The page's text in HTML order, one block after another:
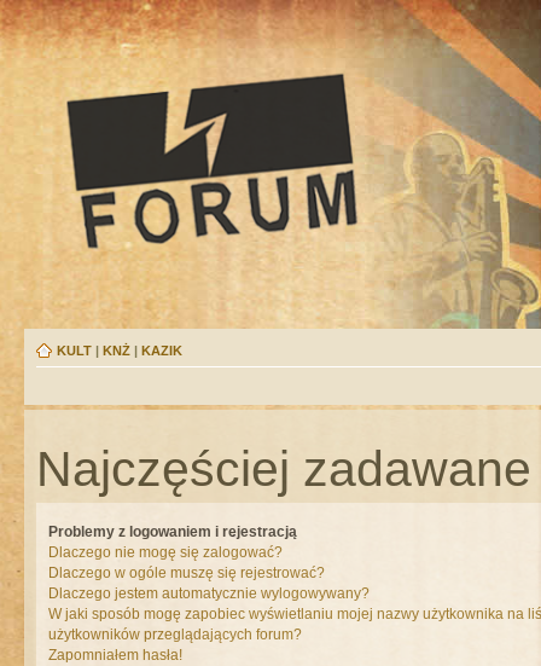
KULT | KNŻ | KAZIK
Najczęściej
Problemy z logowaniem i rejestracją
Dlaczego nie mogę się zalogować?
Dlaczego w ogóle muszę się rejestrować?
Dlaczego jestem automatycznie wylogowywany?
W jaki sposób mogę zapobiec wyświetlaniu mojej nazwy użytkownika na
użytkowników przeglądających forum?
Zapomniałem hasła!